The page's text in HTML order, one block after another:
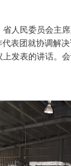
人民委员会主
表团就协调解
上发表的讲话。